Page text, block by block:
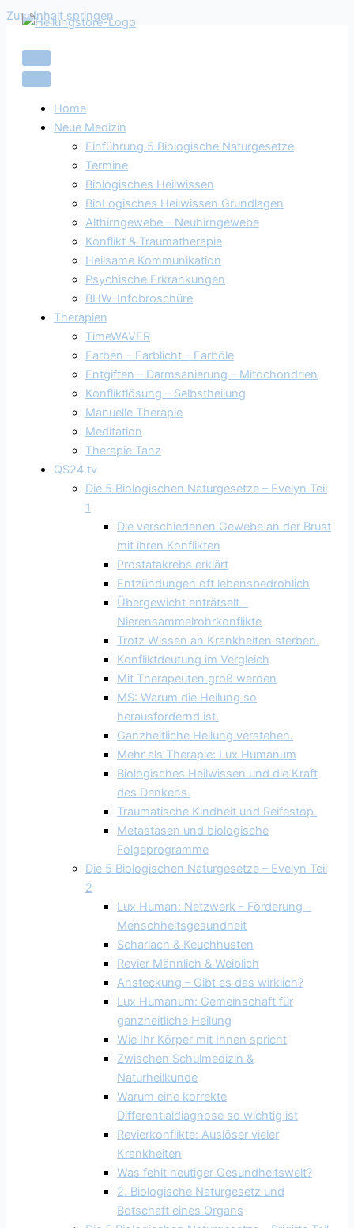
Zum Inhalt springen
Home
Neue Medizin
Einführung 5 Biologische Naturgesetze
Termine
Biologisches Heilwissen
BioLogisches Heilwissen Grundlagen
Althirngewebe – Neuhirngewebe
Konflikt & Traumatherapie
Heilsame Kommunikation
Psychische Erkrankungen
BHW-Infobroschüre
Therapien
TimeWAVER
Farben - Farblicht - Farböle
Entgiften – Darmsanierung – Mitochondrien
Konfliktlösung – Selbstheilung
Manuelle Therapie
Meditation
Therapie Tanz
QS24.tv
Die 5 Biologischen Naturgesetze – Evelyn Teil
1
Die verschiedenen Gewebe an der Brust
mit ihren Konflikten
Prostatakrebs erklärt
Entzündungen oft lebensbedrohlich
Übergewicht enträtselt -
Nierensammelrohrkonflikte
Trotz Wissen an Krankheiten sterben.
Konfliktdeutung im Vergleich
Mit Therapeuten groß werden
MS: Warum die Heilung so
herausfordernd ist.
Ganzheitliche Heilung verstehen.
Mehr als Therapie: Lux Humanum
Biologisches Heilwissen und die Kraft
des Denkens.
Traumatische Kindheit und Reifestop.
Metastasen und biologische
Folgeprogramme
Die 5 Biologischen Naturgesetze – Evelyn Teil
2
Lux Human: Netzwerk - Förderung -
Menschheitsgesundheit
Scharlach & Keuchhusten
Revier Männlich & Weiblich
Ansteckung – Gibt es das wirklich?
Lux Humanum: Gemeinschaft für
ganzheitliche Heilung
Wie Ihr Körper mit Ihnen spricht
Zwischen Schulmedizin &
Naturheilkunde
Warum eine korrekte
Differentialdiagnose so wichtig ist
Revierkonflikte: Auslöser vieler
Krankheiten
Was fehlt heutiger Gesundheitswelt?
2. Biologische Naturgesetz und
Botschaft eines Organs